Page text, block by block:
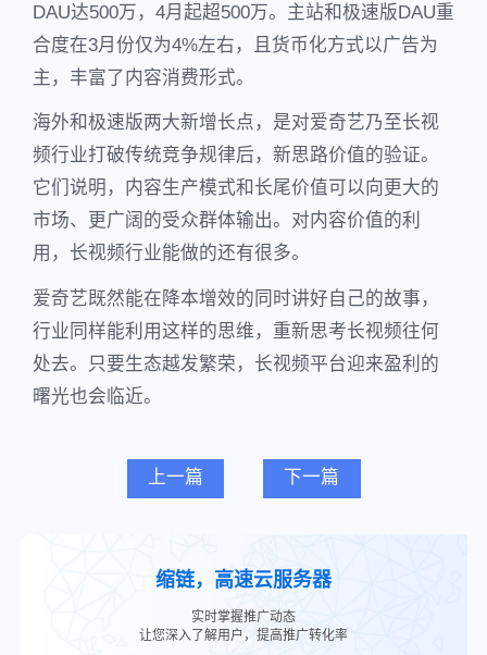
DAU达500万，4月起超500万。主站和极速版DAU重
合度在3月份仅为4%左右，且货币化方式以广告为
主，丰富了内容消费形式。
海外和极速版两大新增长点，是对爱奇艺乃至长视
频行业打破传统竞争规律后，新思路价值的验证。
它们说明，内容生产模式和长尾价值可以向更大的
市场、更广阔的受众群体输出。对内容价值的利
用，长视频行业能做的还有很多。
爱奇艺既然能在降本增效的同时讲好自己的故事，
行业同样能利用这样的思维，重新思考长视频往何
处去。只要生态越发繁荣，长视频平台迎来盈利的
曙光也会临近。
上一篇 下一篇
缩链，高速云服务器
实时掌握推广动态
让您深入了解用户，提高推广转化率